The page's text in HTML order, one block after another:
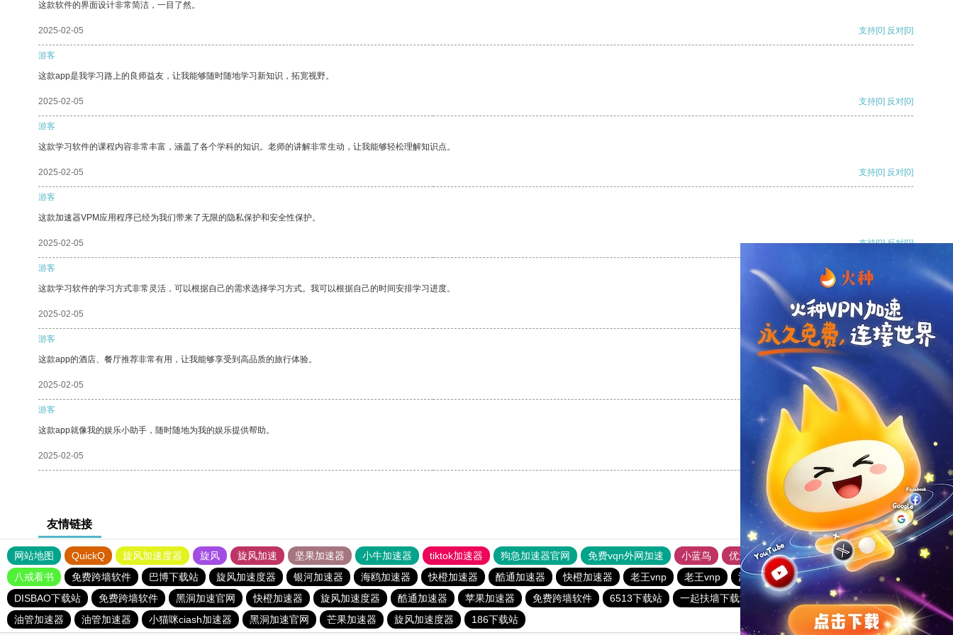
这款软件的界面设计非常简洁，一目了然。
2025-02-05 支持[0] 反对[0]
游客
这款app是我学习路上的良师益友，让我能够随时随地学习新知识，拓宽视野。
2025-02-05 支持[0] 反对[0]
游客
这款学习软件的课程内容非常丰富，涵盖了各个学科的知识。老师的讲解非常生动，让我能够轻松理解知识点。
2025-02-05 支持[0] 反对[0]
游客
这款加速器VPM应用程序已经为我们带来了无限的隐私保护和安全性保护。
2025-02-05 支持[0] 反对[0]
游客
这款学习软件的学习方式非常灵活，可以根据自己的需求选择学习方式。我可以根据自己的时间安排学习进度。
2025-02-05 支持[0] 反对
游客
这款app的酒店、餐厅推荐非常有用，让我能够享受到高品质的旅行体验。
2025-02-05 支持
游客
这款app就像我的娱乐小助手，随时随地为我的娱乐提供帮助。
2025-02-05 支持 反对 [0]
友情链接
网站地图 QuickQ 旋风加速度器 旋风 旋风加速 坚果加速器 小牛加速器 tiktok加速器 狗急加速器官网 免费vqn外网加速 小蓝鸟 优途加速器官网 风驰加速器
旋风加速器
八戒看书
免费跨墙软件 巴博下载站 旋风加速度器 银河加速器 海鸥加速器 快橙加速器 酷通加速器 快橙加速器 老王vnp 老王vnp 油管加速器
西柚加速器
DISBAO下载站
免费跨墙软件 黑洞加速官网 快橙加速器 旋风加速度器 酷通加速器 苹果加速器 免费跨墙软件 6513下载站 一起扶墙下载站 CHK下载站 quickq
快橙加速器
油管加速器
油管加速器 小猫咪ciash加速器 黑洞加速官网 芒果加速器 旋风加速度器 186下载站